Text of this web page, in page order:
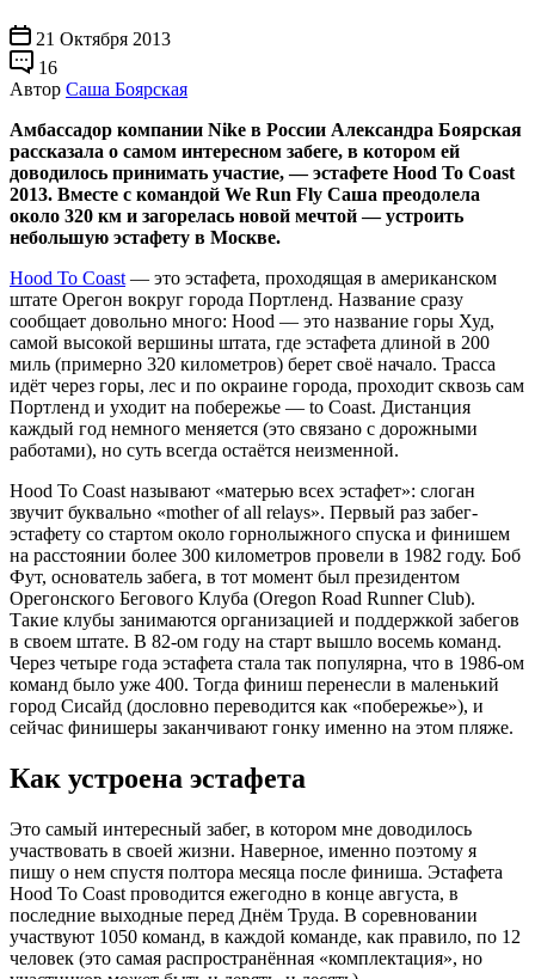
21 Октября 2013
16
Автор Саша Боярская
Амбассадор компании Nike в России Александра Боярская
рассказала о самом интересном забеге, в котором ей
доводилось принимать участие, — эстафете Hood To Coast
2013. Вместе с командой We Run Fly Саша преодолела
около 320 км и загорелась новой мечтой — устроить
небольшую эстафету в Москве.
Hood To Coast — это эстафета, проходящая в американском
штате Орегон вокруг города Портленд. Название сразу
сообщает довольно много: Hood — это название горы Худ,
самой высокой вершины штата, где эстафета длиной в 200
миль (примерно 320 километров) берет своё начало. Трасса
идёт через горы, лес и по окраине города, проходит сквозь сам
Портленд и уходит на побережье — to Coast. Дистанция
каждый год немного меняется (это связано с дорожными
работами), но суть всегда остаётся неизменной.
Hood To Coast называют «матерью всех эстафет»: слоган
звучит буквально «mother of all relays». Первый раз забег-
эстафету со стартом около горнолыжного спуска и финишем
на расстоянии более 300 километров провели в 1982 году. Боб
Фут, основатель забега, в тот момент был президентом
Орегонского Бегового Клуба (Oregon Road Runner Club).
Такие клубы занимаются организацией и поддержкой забегов
в своем штате. В 82-ом году на старт вышло восемь команд.
Через четыре года эстафета стала так популярна, что в 1986-ом
команд было уже 400. Тогда финиш перенесли в маленький
город Сисайд (дословно переводится как «побережье»), и
сейчас финишеры заканчивают гонку именно на этом пляже.
Как устроена эстафета
Это самый интересный забег, в котором мне доводилось
участвовать в своей жизни. Наверное, именно поэтому я
пишу о нем спустя полтора месяца после финиша. Эстафета
Hood To Coast проводится ежегодно в конце августа, в
последние выходные перед Днём Труда. В соревновании
участвуют 1050 команд, в каждой команде, как правило, по 12
человек (это самая распространённая «комплектация», но